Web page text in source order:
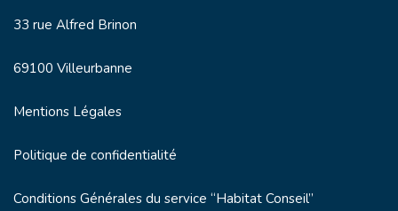
33 rue Alfred Brinon
69100 Villeurbanne
Mentions Légales
Politique de confidentialité
Conditions Générales du service “Habitat Conseil”